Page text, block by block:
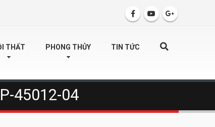
THẤT PHONG THỦY TIN TỨC
45012-04